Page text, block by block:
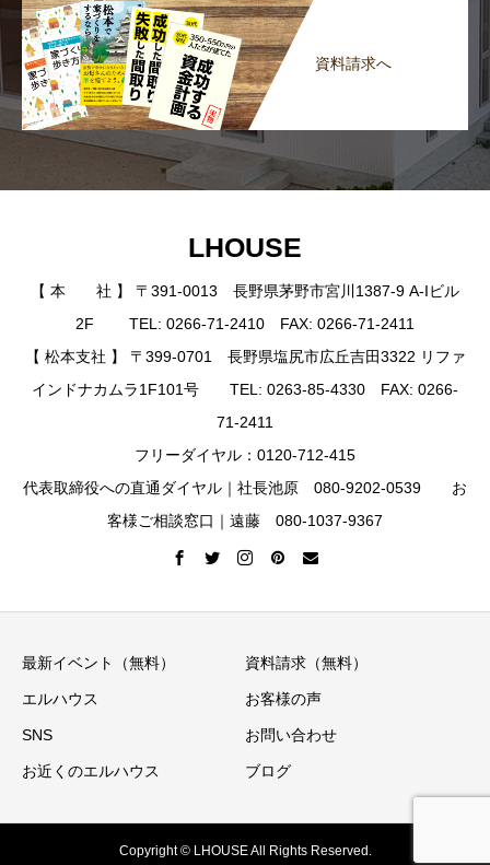
資料請求へ
LHOUSE
【 本 社 】 〒391-0013 長野県茅野市宮川1387-9 A-Iビル
2F TEL: 0266-71-2410 FAX: 0266-71-2411
【 松本支社 】 〒399-0701 長野県塩尻市広丘吉田3322 リファ
インドナカムラ1F101号 TEL: 0263-85-4330 FAX: 0266-
71-2411
フリーダイヤル：0120-712-415
代表取締役への直通ダイヤル｜社長池原 080-9202-0539 お
客様ご相談窓口｜遠藤 080-1037-9367
最新イベント（無料） 資料請求（無料）
エルハウス お客様の声
SNS お問い合わせ
お近くのエルハウス ブログ
Copyright © LHOUSE All Rights Reserved.
ニュースレター 資料請求 お電話